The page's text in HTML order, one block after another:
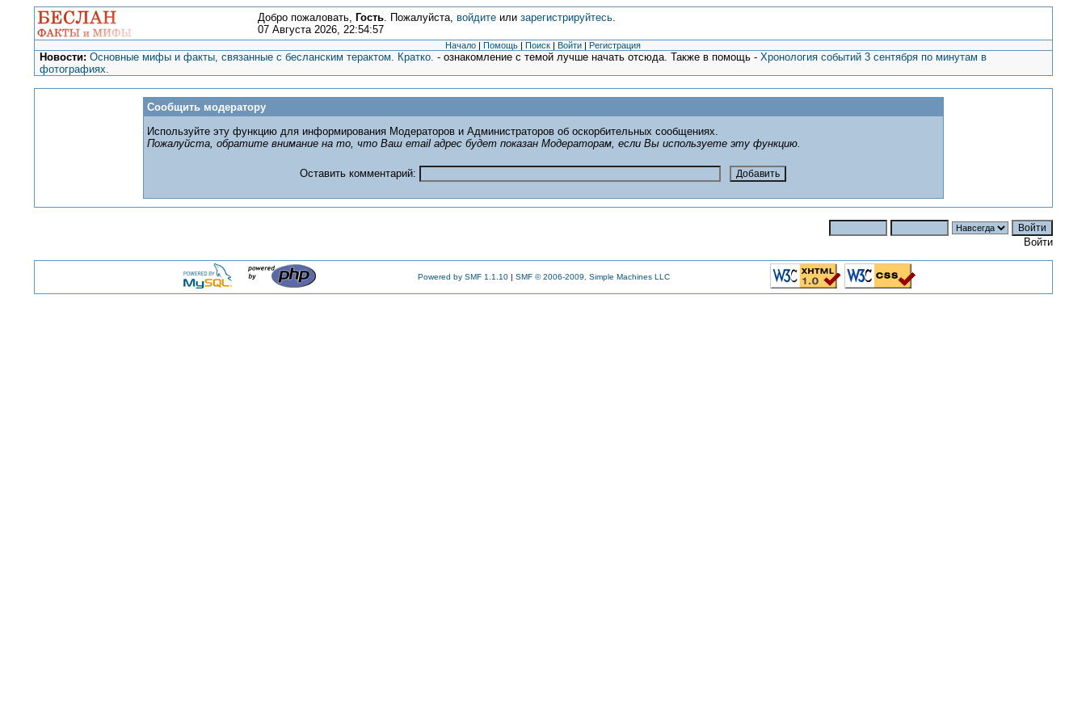
Добро пожаловать, Гость. Пожалуйста, войдитеили зарегистрируйтесь.
07 Августа 2026, 22:54:57
Начало | Помощь | Поиск | Войти | Регистрация
Новости: Основные мифы и факты, связанные с бесланским терактом. Кратко. - ознакомление с темой лучше начать отсюда. Также в помощь -Хронология событий 3 сентября по минутам в
фотографиях.
Сообщить модератору
Используйте эту функцию для информирования Модераторов и Администраторов об оскорбительных сообщениях.
Пожалуйста, обратите внимание на то, что Ваш email адрес будет показан Модераторам, если Вы используете эту функцию.
Оставить комментарий:
Войти
Powered by SMF 1.1.10| SMF © 2006-2009, Simple Machines LLC